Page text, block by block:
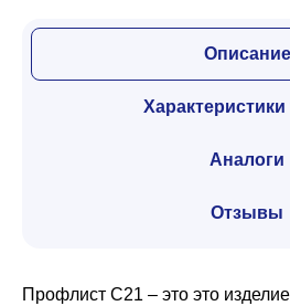
Описание
Характеристики
Аналоги
Отзывы
Профлист С21 – это это